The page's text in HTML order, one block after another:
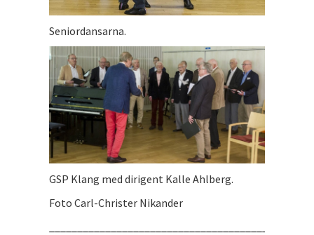
Seniordansarna.
GSP Klang med dirigent Kalle Ahlberg.
Foto Carl-Christer Nikander